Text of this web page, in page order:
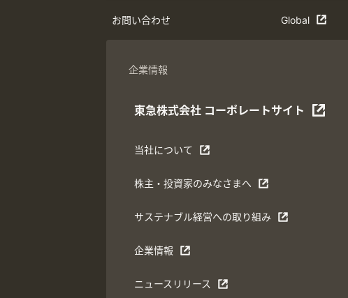
お問い合わせ Global
企業情報
東急株式会社 コーポレートサイト
当社について
株主・投資家のみなさまへ
サステナブル経営への取り組み
企業情報
ニュースリリース